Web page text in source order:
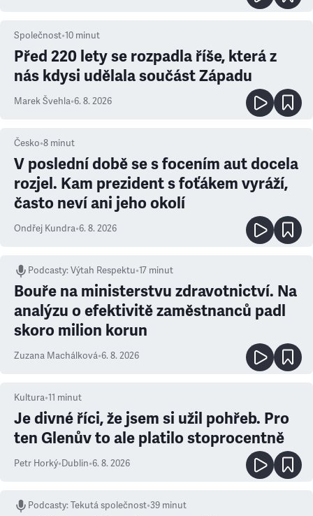
Společnost•10 minut
Před 220 lety se rozpadla říše, která z
nás kdysi udělala součást Západu
Marek Švehla•6. 8. 2026
Česko•8 minut
V poslední době se s focením aut docela
rozjel. Kam prezident s foťákem vyráží,
často neví ani jeho okolí
Ondřej Kundra•6. 8. 2026
Podcasty:Výtah Respektu•17 minut
Bouře na ministerstvu zdravotnictví. Na
analýzu o efektivitě zaměstnanců padl
skoro milion korun
Zuzana Machálková•6. 8. 2026
Kultura•11 minut
Je divné říci, že jsem si užil pohřeb. Pro
ten Glenův to ale platilo stoprocentně
Petr Horký•Dublin•6. 8. 2026
Podcasty:Tekutá společnost•39 minut